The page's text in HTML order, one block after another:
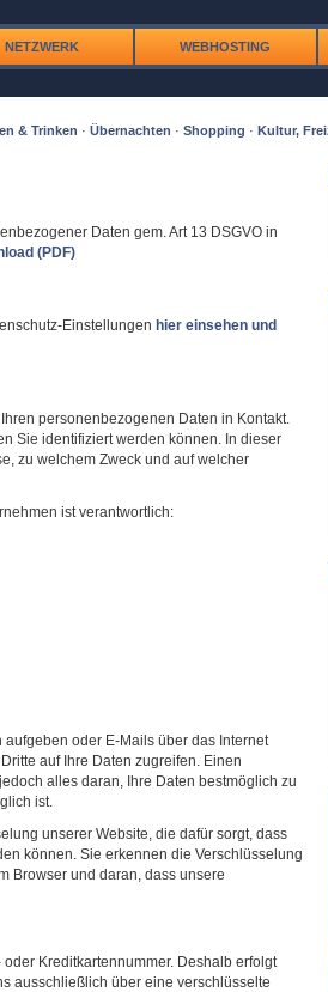
NETZWERK WEBHOSTING
& Trinken · Übernachten · Shopping · Kultur,
Daten gem. Art 13 DSGVO in
(PDF)
Einstellungen hier einsehen und
personenbezogenen Daten in Kontakt.
Sie identifiziert werden können. In dieser
zu welchem Zweck und auf welcher
ist verantwortlich:
oder E-Mails über das Internet
auf Ihre Daten zugreifen. Einen
alles daran, Ihre Daten bestmöglich zu
ist.
unserer Website, die dafür sorgt, dass
können. Sie erkennen die Verschlüsselung
Browser und daran, dass unsere
Kreditkartennummer. Deshalb erfolgt
ausschließlich über eine verschlüsselte